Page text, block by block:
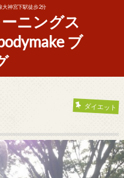
大神宮下駅徒歩2分
ニングス
ブ
ダイエット